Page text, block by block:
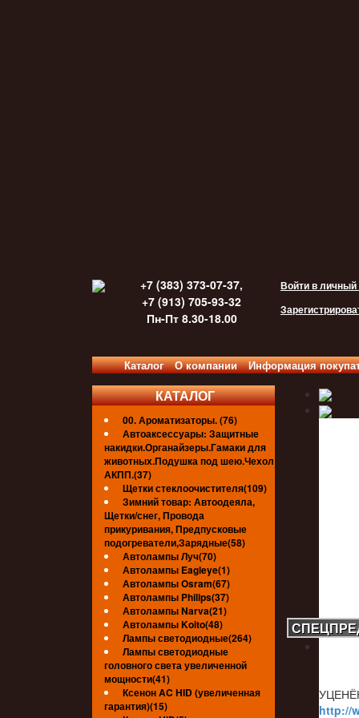
+7 (383) 373-07-37,
+7 (913) 705-93-32
Пн-Пт 8.30-18.00
Войти в личный
Каталог О компании Информация
КАТАЛОГ
00. Ароматизаторы. (76)
Автоаксессуары: Защитные
накидки.Органайзеры.Гамаки для
животных.Подушка под шею.Чехол
АКПП.(37)
Щетки стеклоочистителя(109)
Зимний товар: Автоодеяла,
Щетки/снег, Провода
прикуривания, Предпусковые
подогреватели,Зарядные(58)
Автолампы Луч(70)
Автолампы Eagleye(1)
Автолампы Osram(67)
Автолампы Philips(37)
Автолампы Narva(21)
Автолампы Koito(48)
Лампы светодиодные(264)
Лампы светодиодные
головного света увеличенной
мощности(41)
Ксенон AC HID (увеличенная
гарантия)(15)
http://